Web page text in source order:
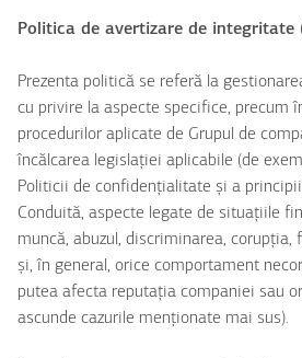
Politica de avertizare de integritate
Prezenta politică se referă la
cu privire la aspecte specifice, precum
procedurilor aplicate de Grupul de
încălcarea legislației aplicabile (de
Politicii de confidențialitate și a
Conduită, aspecte legate de situațiile
muncă, abuzul, discriminarea, corupția,
și, în general, orice comportament
putea afecta reputația companiei sau
ascunde cazurile menționate mai sus).